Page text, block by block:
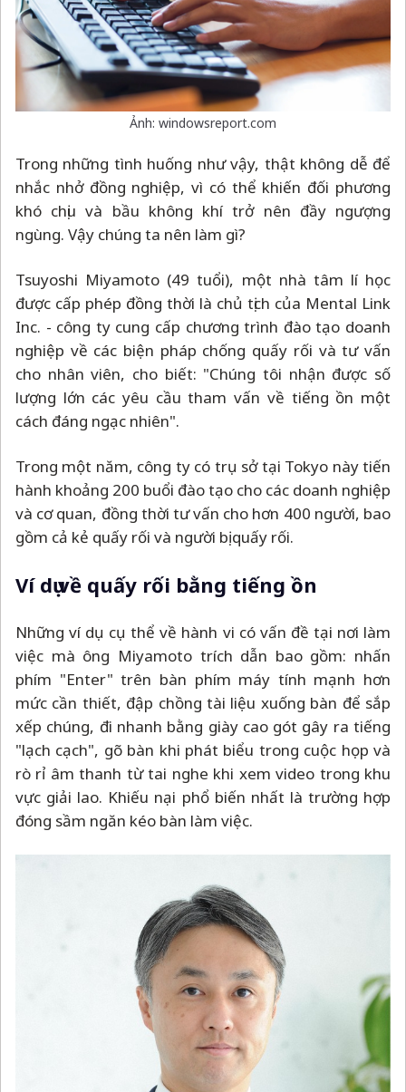
Ảnh: windowsreport.com
Trong những tình huống như vậy, thật không dễ để
nhắc nhở đồng nghiệp, vì có thể khiến đối phương
khó chịu và bầu không khí trở nên đầy ngượng
ngùng. Vậy chúng ta nên làm gì?
Tsuyoshi Miyamoto (49 tuổi), một nhà tâm lí học
được cấp phép đồng thời là chủ tịch của Mental Link
Inc. - công ty cung cấp chương trình đào tạo doanh
nghiệp về các biện pháp chống quấy rối và tư vấn
cho nhân viên, cho biết: "Chúng tôi nhận được số
lượng lớn các yêu cầu tham vấn về tiếng ồn một
cách đáng ngạc nhiên".
Trong một năm, công ty có trụ sở tại Tokyo này tiến
hành khoảng 200 buổi đào tạo cho các doanh nghiệp
và cơ quan, đồng thời tư vấn cho hơn 400 người, bao
gồm cả kẻ quấy rối và người bị quấy rối.
Ví dụ về quấy rối bằng tiếng ồn
Những ví dụ cụ thể về hành vi có vấn đề tại nơi làm
việc mà ông Miyamoto trích dẫn bao gồm: nhấn
phím "Enter" trên bàn phím máy tính mạnh hơn
mức cần thiết, đập chồng tài liệu xuống bàn để sắp
xếp chúng, đi nhanh bằng giày cao gót gây ra tiếng
"lạch cạch", gõ bàn khi phát biểu trong cuộc họp và
rò rỉ âm thanh từ tai nghe khi xem video trong khu
vực giải lao. Khiếu nại phổ biến nhất là trường hợp
đóng sầm ngăn kéo bàn làm việc.